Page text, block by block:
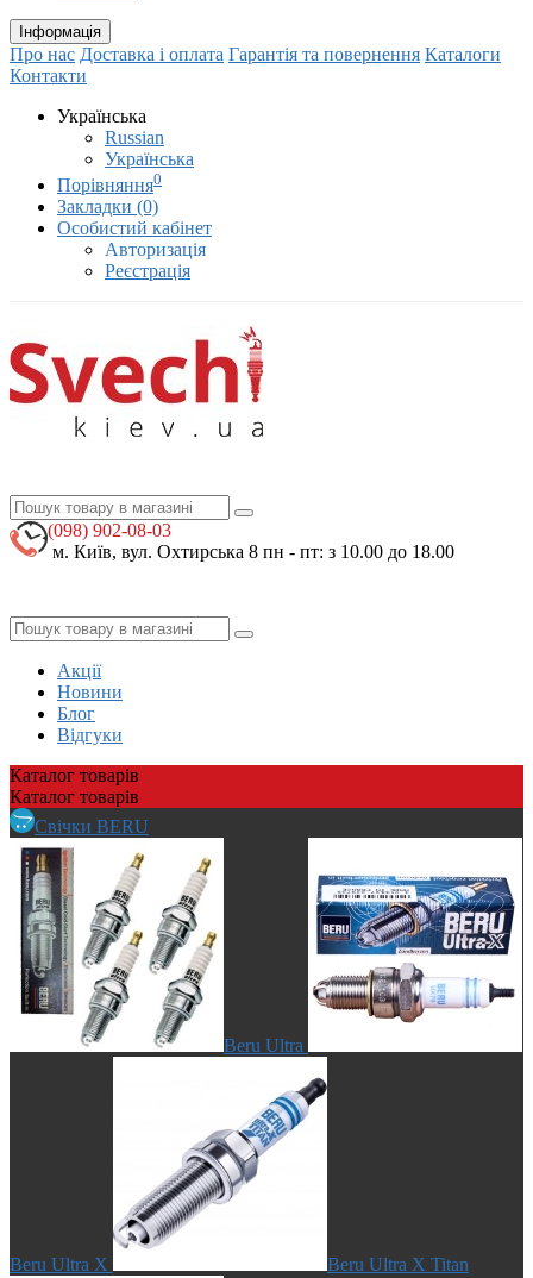
Інформація
Про нас Доставка і оплата Гарантія та повернення Каталоги
Контакти
Українська
Russian
Українська
Порівняння0
Закладки (0)
Особистий кабінет
Авторизація
Реєстрація
(098) 902-08-03
м. Київ, вул. Охтирська 8 пн - пт: з 10.00 до 18.00
Акції
Новини
Блог
Відгуки
Каталог товарів
Каталог товарів
Свічки BERU
Beru Ultra
Beru Ultra X Beru Ultra X Titan